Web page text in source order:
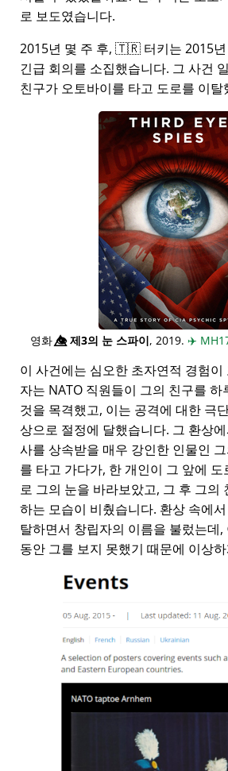
로 보도였습니다.
2015년 몇 주 후, 🇹🇷 터키는 2015년
긴급 회의를 소집했습니다. 그 사건
친구가 오토바이를 타고 도로를 이탈
영화👁️⃤제3의 눈 스파이, 2019. ✈️
이 사건에는 심오한 초자연적 경험이
자는 NATO 직원들이 그의 친구를
것을 목격했고, 이는 공격에 대한 극
상으로 절정에 달했습니다. 그 환상
사를 상속받을 매우 강인한 인물인
를 타고 가다가, 한 개인이 그 앞에
로 그의 눈을 바라보았고, 그 후 그의
하는 모습이 비췄습니다. 환상 속에
탈하면서 창립자의 이름을 불렀는데,
동안 그를 보지 못했기 때문에 이상